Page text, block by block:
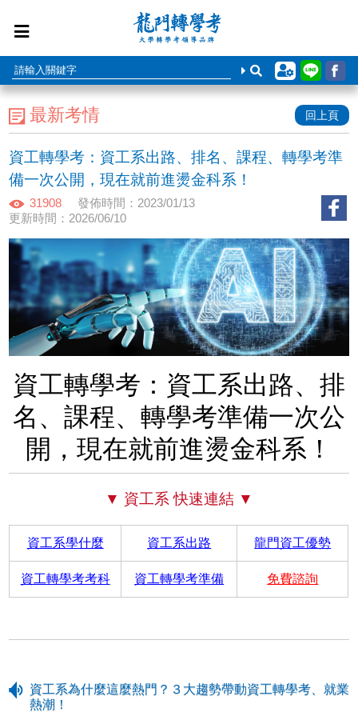
最新考情 回上頁
資工轉學考：資工系出路、排名、課程、轉學考準
備一次公開，現在就前進燙金科系！
31908
發佈時間：2023/01/13
更新時間：2026/06/10
資工轉學考：資工系出路、排
名、課程、轉學考準備一次公
開，現在就前進燙金科系！
▼ 資工系 快速連結 ▼
資工系學什麼 資工系出路 龍門資工優勢
資工轉學考考科 資工轉學考準備 免費諮詢
資工系為什麼這麼熱門？３大趨勢帶動資工轉學考、就業
熱潮！